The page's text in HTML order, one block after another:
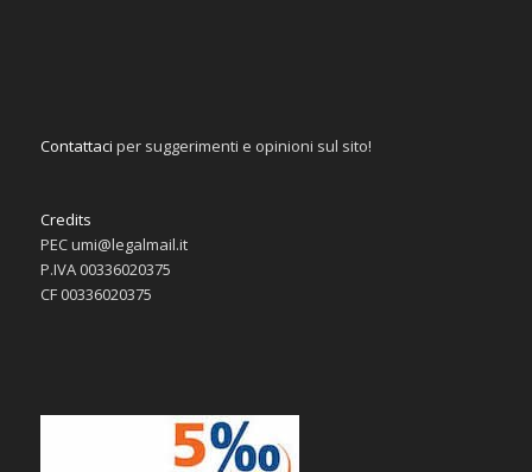
Contattaci per suggerimenti e opinioni sul sito!
Credits
PEC umi@legalmail.it
P.IVA 00336020375
CF 00336020375